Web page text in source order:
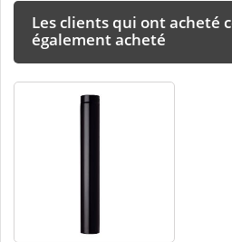
Les clients qui ont acheté
également acheté